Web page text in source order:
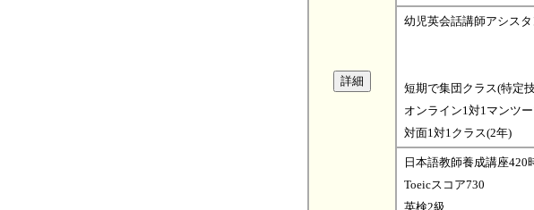
幼児英会話講師アシス
短期で集団クラス(特定
オンライン1対1マンツ
対面1対1クラス(2年)
日本語教師養成講座420
Toeicスコア730
英検2級